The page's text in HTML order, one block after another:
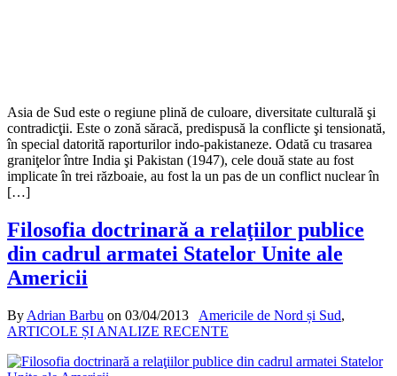
Asia de Sud este o regiune plină de culoare, diversitate culturală şi
contradicţii. Este o zonă săracă, predispusă la conflicte şi tensionată,
în special datorită raporturilor indo-pakistaneze. Odată cu trasarea
graniţelor între India şi Pakistan (1947), cele două state au fost
implicate în trei războaie, au fost la un pas de un conflict nuclear în
[…]
Filosofia doctrinară a relaţiilor publice
din cadrul armatei Statelor Unite ale
Americii
By Adrian Barbu on 03/04/2013 Americile de Nord și Sud,
ARTICOLE ȘI ANALIZE RECENTE